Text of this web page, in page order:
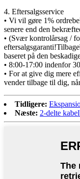
4. Eftersalgsservice
• Vi vil gøre 1%
senere end den
• (Svær kontrolårsag /
baseret på den
• 8:00-17:00 indenfor
• For at give dig mere
vender tilbage til dig,
Tidligere:
Næste: 2-delte